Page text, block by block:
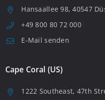
Hansaallee 98, 40547
+49 800 80 72 000
E-Mail senden
Cape Coral (US)
1222 Southeast, 47th